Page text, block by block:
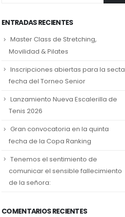
ENTRADAS RECIENTES
Master Class de Stretching,
Movilidad & Pilates
Inscripciones abiertas para la secta
fecha del Torneo Senior
Lanzamiento Nueva Escalerilla de
Tenis 2026
Gran convocatoria en la quinta
fecha de la Copa Ranking
Tenemos el sentimiento de
comunicar el sensible fallecimiento
de la señora:
COMENTARIOS RECIENTES